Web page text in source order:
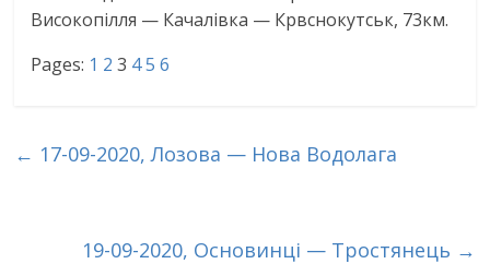
Високопілля — Качалівка — Крвснокутськ, 73км.
Pages: 1 2 3 45 6
← 17-09-2020, Лозова — Нова Водолага
19-09-2020, Основинці — Тростянець →